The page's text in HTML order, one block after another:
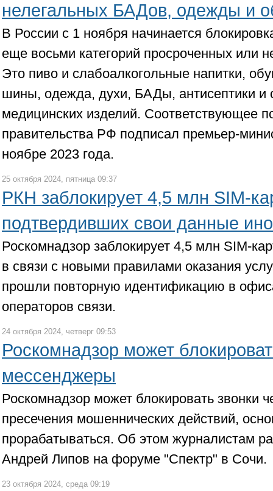
нелегальных БАДов, одежды и
В России с 1 ноября начинается
еще восьми категорий просроченных или
Это пиво и слабоалкогольные напитки,
шины, одежда, духи, БАДы, антисептики и
медицинских изделий. Соответствующее
правительства РФ подписал премьер-
ноябре 2023 года.
25 октября 2024, пятница 09:37
РКН заблокирует 4,5 млн SIM-
подтвердивших свои данные
Роскомнадзор заблокирует 4,5 млн SIM-
в связи с новыми правилами оказания
прошли повторную идентификацию в
операторов связи.
24 октября 2024, четверг 09:53
Роскомнадзор может
мессенджеры
Роскомнадзор может блокировать звонки
пресечения мошеннических действий,
прорабатываться. Об этом журналистам
Андрей Липов на форуме "Спектр" в Сочи.
23 октября 2024, среда 09:19